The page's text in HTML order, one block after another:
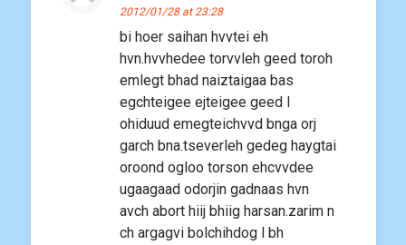
2012/01/28 at 23:28
bi hoer saihan hvvtei eh
hvn.hvvhedee torvvleh geed toroh
emlegt bhad naiztaigaa bas
egchteigee ejteigee geed l
ohiduud emegteichvvd bnga orj
garch bna.tseverleh gedeg haygtai
oroond ogloo torson ehcvvdee
ugaagaad odorjin gadnaas hvn
avch abort hiij bhiig harsan.zarim n
ch argagvi bolchihdog l bh